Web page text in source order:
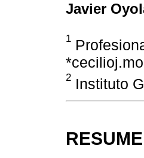
Javier
1
2 Instituto